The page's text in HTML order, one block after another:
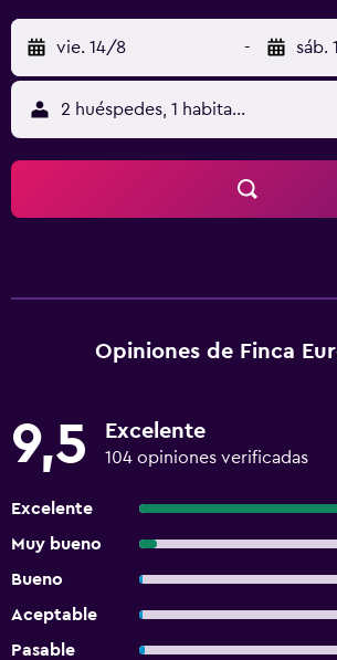
vie. 14/8 - sáb.
2 huéspedes, 1 habitación
Opiniones de Finca
9,5 Excelente
104 opiniones verificadas
Excelente
Muy bueno
Bueno
Aceptable
Pasable